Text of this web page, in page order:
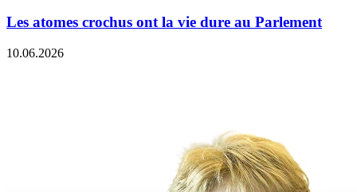
Les atomes crochus ont la vie dure au Parlement
10.06.2026